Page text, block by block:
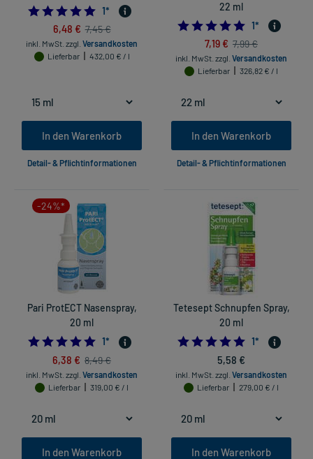
5.0
1*
6,48 € 7,45 €
inkl. MwSt. zzgl. Versandkosten
Lieferbar
432,00 € / l
In den Warenkorb
Detail- & Pflichtinformationen
22 ml
5.0
1*
7,19 € 7,99 €
inkl. MwSt. zzgl. Versandkosten
Lieferbar
326,82 € / l
In den Warenkorb
Detail- & Pflichtinformationen
-24%*
Pari ProtECT Nasenspray,
20 ml
5.0
1*
6,38 € 8,49 €
inkl. MwSt. zzgl. Versandkosten
Lieferbar
319,00 € / l
In den Warenkorb
Tetesept Schnupfen Spray,
20 ml
5.0
1*
5,58 €
inkl. MwSt. zzgl. Versandkosten
Lieferbar
279,00 € / l
In den Warenkorb